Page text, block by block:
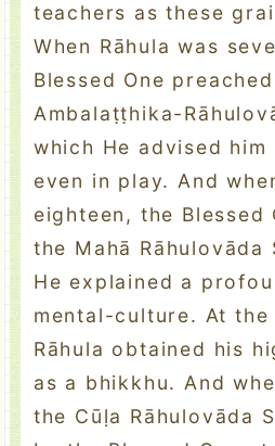
teachers as these
When Rāhula was
Blessed One
Ambalaṭṭhika-
which He advised
even in play. And
eighteen, the Blessed
the Mahā Rāhulovāda
He explained a
mental-culture. At
Rāhula obtained his
as a bhikkhu. And
the Cūḷa Rāhulovāda